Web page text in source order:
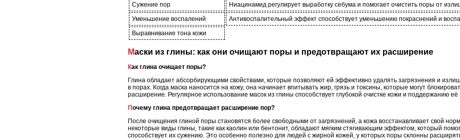
Сужение пор
Ниацинамид регулирует выработку себума и помогает очистить поры от
Уменьшение воспалений
Антивоспалительный эффект способствует уменьшению покраснений и
Выравнивание тона кожи
Маски из глины: как они очищают поры и предотвращают их расширение
Как глина очищает поры?
Глина обладает абсорбирующими свойствами, которые позволяют ей эффективно удалять загрязнения и
в порах. Когда маска наносится на кожу, она начинает впитывать жир, грязь и токсины, которые могут
расширение. Регулярное использование масок из глины способствует глубокой очистке кожи и поддержанию её
Почему глина предотвращает расширение пор?
После очищения глиной поры становятся более свободными от загрязнений, а кожа восстанавливает свой
некоторые виды глины, такие как каолин или бентонит, обладают мягким стягивающим эффектом, который
способствует их сужению. Это особенно полезно для людей с жирной кожей, у которых поры склонны